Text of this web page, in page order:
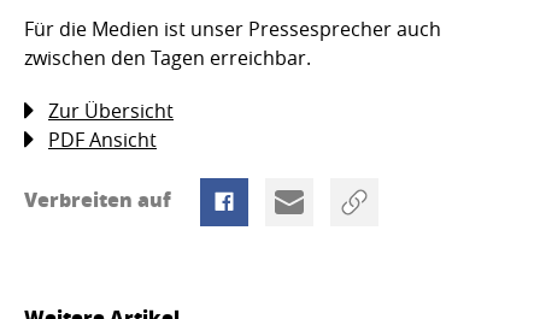
Für die Medien ist unser Pressesprecher auch
zwischen den Tagen erreichbar.
Zur Übersicht
PDF Ansicht
Verbreiten auf